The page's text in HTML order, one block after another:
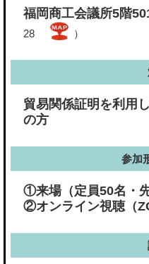
福岡商工会議所5階
28
）
貿易関係証明を利用
の方
参加
①来場（定員50名・先
②オンライン視聴（